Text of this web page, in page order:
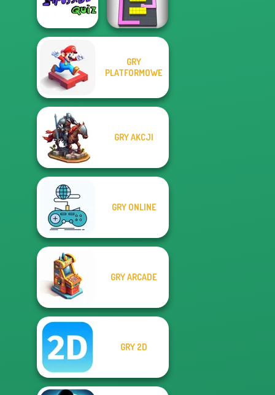
Mirror Wizard Billionaires
The Impossible
Quiz Classic
GRY
PLATFORMOWE
GRY AKCJI
GRY ONLINE
GRY ARCADE
GRY 2D